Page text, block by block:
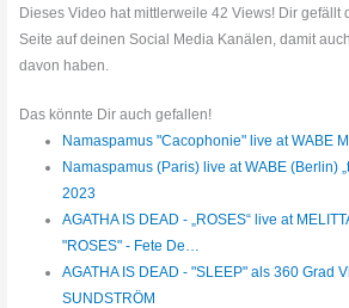
Dieses Video hat mittlerweile 42 Views! Dir gefällt
Seite auf deinen Social Media Kanälen, damit
davon haben.
Das könnte Dir auch gefallen!
Namaspamus "Cacophonie" live at WABE
Namaspamus (Paris) live at WABE (Berlin)
2023
AGATHA IS DEAD - „ROSES“ live at
"ROSES" - Fete De…
AGATHA IS DEAD - "SLEEP" als 360 Grad
SUNDSTRÖM